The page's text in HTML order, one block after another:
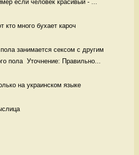
если человек красивый - ...
кто много бухает кароч
занимается сексом с другим
пола  Уточнение: Правильно...
на украинском языке